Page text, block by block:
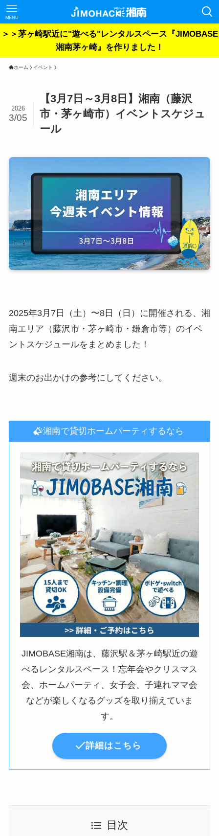
MENU
＞＞茅ヶ崎駅近に"遊べる"レンタルスペース『JIMOBASE
湘南茅ヶ崎』を作りました！
ホーム イベント
【3月7日～3月8日】湘南（藤沢
市・茅ヶ崎市）イベントスケジュ
ール
2026
3/05
2025年3月7日（土）〜8日（日）に開催される、湘
南エリア（藤沢市・茅ヶ崎市・鎌倉市等）のイベ
ントスケジュールをまとめました！
週末のお出かけの参考にしてください。
湘南で貸切ホームパーティするなら
JIMOBASE湘南は、藤沢駅＆茅ヶ崎駅近の遊
べるレンタルスペース！忘年会やクリスマス
会、ホームパーティ、女子会、子連れママ会
などが楽しくなるグッズを取り揃えていま
す。
詳細はこちら
目次